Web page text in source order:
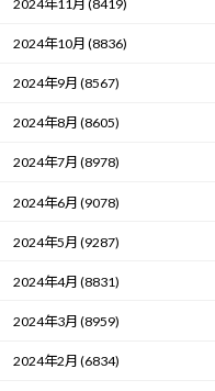
2024年11月 (8419)
2024年10月 (8836)
2024年9月 (8567)
2024年8月 (8605)
2024年7月 (8978)
2024年6月 (9078)
2024年5月 (9287)
2024年4月 (8831)
2024年3月 (8959)
2024年2月 (6834)